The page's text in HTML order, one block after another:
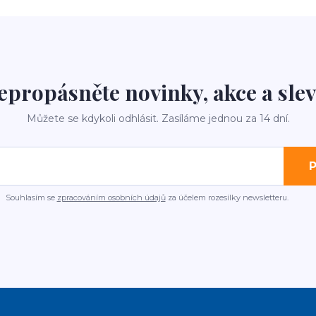
novinky, akce a
Můžete se kdykoli odhlásit. Zasíláme jednou za 14 dní.
Souhlasím se zpracováním osobních údajůza účelem rozesílky newsletteru.